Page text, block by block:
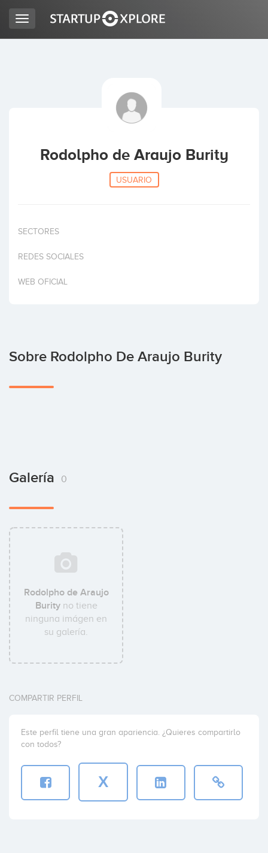
ACCESO
Invertir
Toggle
navigation
Rodolpho de Araujo Burity
USUARIO
SECTORES
REDES SOCIALES
WEB OFICIAL
Sobre Rodolpho De Araujo Burity
Galería 0
Rodolpho de Araujo
Burityno tiene
ninguna imágen en
su galería.
COMPARTIR PERFIL
Este perfil tiene una gran apariencia. ¿Quieres compartirlo
con todos?
X